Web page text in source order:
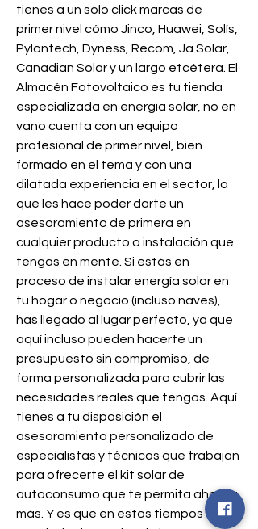
tienes a un solo click marcas de
primer nivel cómo Jinco, Huawei, Solís,
Pylontech, Dyness, Recom, Ja Solar,
Canadian Solar y un largo etcétera. El
Almacén Fotovoltaico es tu tienda
especializada en energía solar, no en
vano cuenta con un equipo
profesional de primer nivel, bien
formado en el tema y con una
dilatada experiencia en el sector, lo
que les hace poder darte un
asesoramiento de primera en
cualquier producto o instalación que
tengas en mente. Si estás en
proceso de instalar energía solar en
tu hogar o negocio (incluso naves),
has llegado al lugar perfecto, ya que
aquí incluso pueden hacerte un
presupuesto sin compromiso, de
forma personalizada para cubrir las
necesidades reales que tengas. Aquí
tienes a tu disposición el
asesoramiento personalizado de
especialistas y técnicos que trabajan
para ofrecerte el kit solar de
autoconsumo que te permita ahorrar
más. Y es que en estos tiempos de